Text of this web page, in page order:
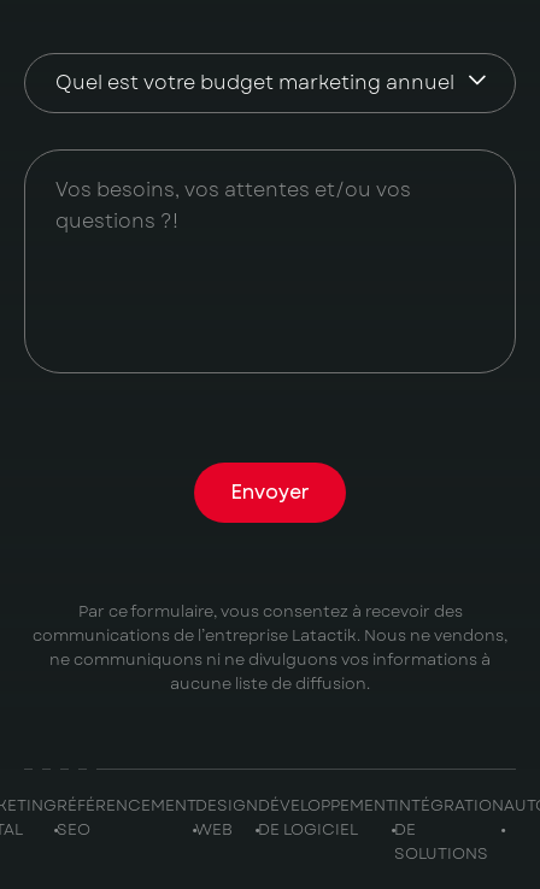
Envoyer
Par ce formulaire, vous consentez à recevoir des
communications de l’entreprise Latactik. Nous ne vendons,
ne communiquons ni ne divulguons vos informations à
aucune liste de diffusion.
RÉFÉRENCEMENT
SEO
DESIGN
WEB
DÉVELOPPEMENT
DE LOGICIEL
INTÉGRATION
DE
SOLUTIONS